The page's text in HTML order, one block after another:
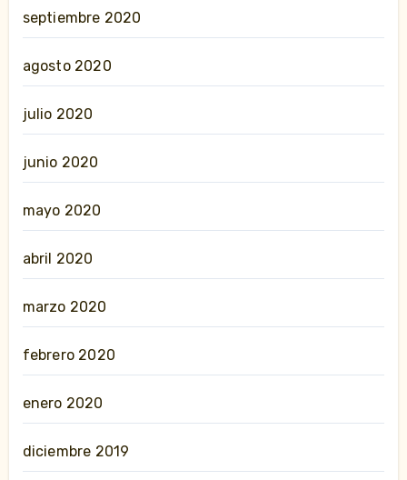
septiembre 2020
agosto 2020
julio 2020
junio 2020
mayo 2020
abril 2020
marzo 2020
febrero 2020
enero 2020
diciembre 2019